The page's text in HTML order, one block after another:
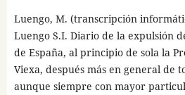
Luengo, M. (transcripción
Luengo S.I. Diario de la expulsión
de España, al principio de sola la
Viexa, después más en general de
aunque siempre con mayor